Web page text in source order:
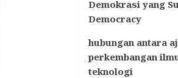
Demokrasi yang
Democracy
hubungan antara
perkembangan
teknologi